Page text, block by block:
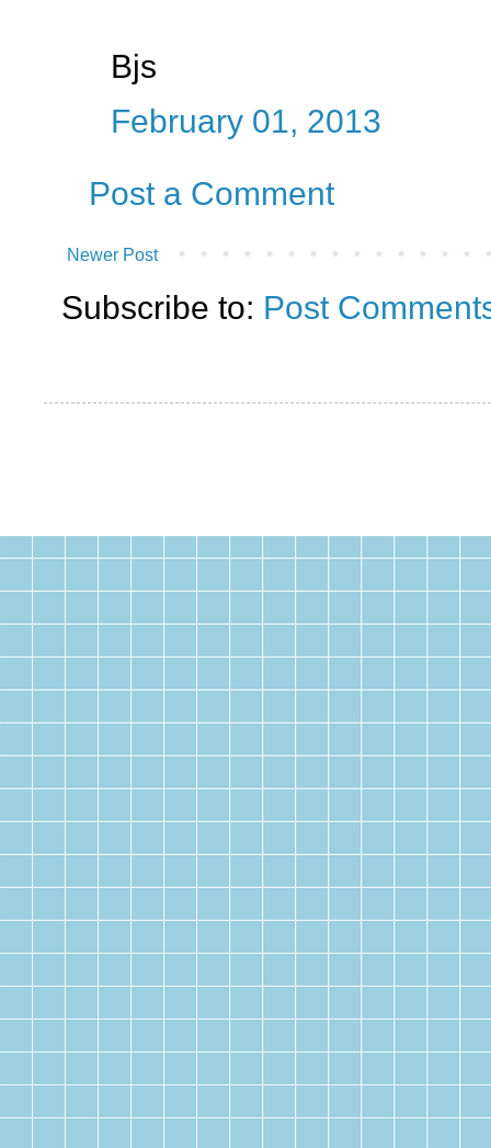
Bjs
February 01, 2013
Post a Comment
Newer Post
Subscribe to: Post